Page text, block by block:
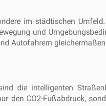
im städtischen
und
Autofahrern
die intelligenten
den CO2-Fußabdruck,